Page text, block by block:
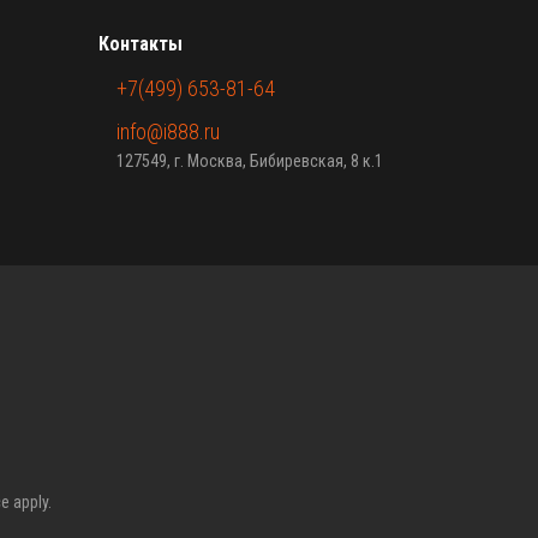
Контакты
+7(499) 653-81-64
info@i888.ru
127549, г. Москва, Бибиревская, 8 к.1
apply.